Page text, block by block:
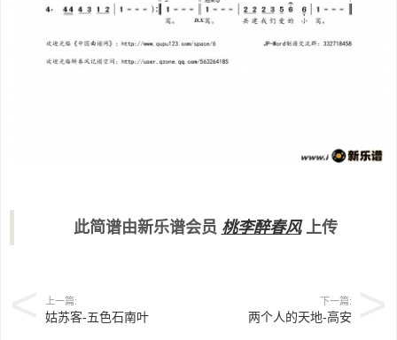
此简谱由新乐谱会员 桃李醉春风上传
上一篇:
姑苏客-五色石南叶
下一篇:
两个人的天地-高安